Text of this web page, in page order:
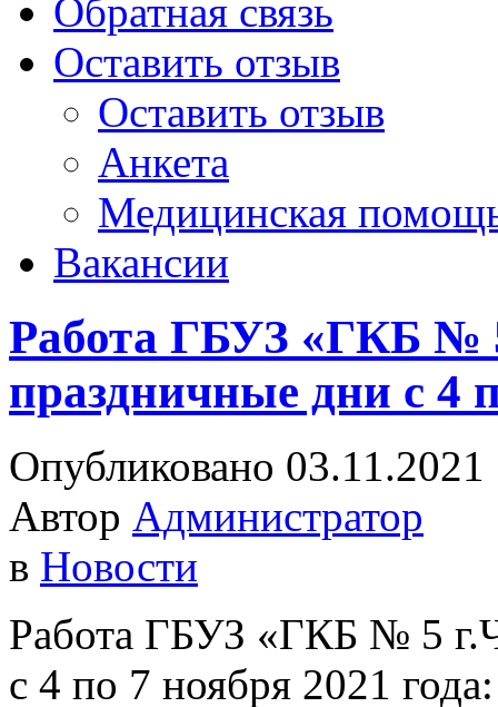
Обратная связь
Оставить отзыв
Оставить отзыв
Анкета
Медицинская
Вакансии
Работа ГБУЗ «ГКБ №
праздничные дни с 4
Опубликовано 03.11.2021
Автор Администратор
в Новости
Работа ГБУЗ «ГКБ № 5
с 4 по 7 ноября 2021 года: